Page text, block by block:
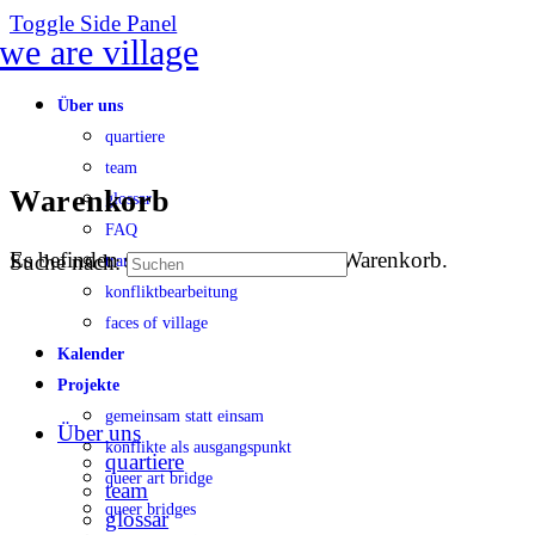
Toggle Side Panel
Über uns
quartiere
team
glossar
FAQ
transparenz
konfliktbearbeitung
faces of village
Kalender
Projekte
gemeinsam statt einsam
konflikte als ausgangspunkt
queer art bridge
queer bridges
Warenkorb
Es befinden sich keine Produkte im Warenkorb.
Suche nach:
Über uns
quartiere
team
glossar